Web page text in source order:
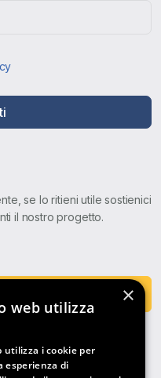
se lo ritieni utile sostienici
il nostro progetto.
×
web utilizza
utilizza i cookie per
esperienza di